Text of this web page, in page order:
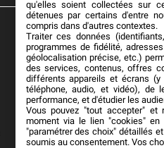
qu'elles soient collectées sur
détenues par certains d'entre
compris dans d'autres contextes.
Traiter ces données
programmes de fidélité,
géolocalisation précise, etc.)
des services, contenus, offres
différents appareils et écrans (y
téléphone, audio, et vidéo), de
performance, et d'étudier les
Vous pouvez "tout accepter" et
moment via le lien "cookies" en
"paramétrer des choix" détaillés
soumis au consentement. Vos